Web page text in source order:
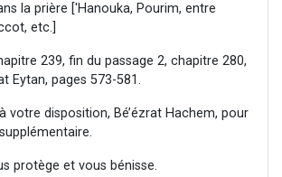
la prière ['Hanouka, Pourim, entre
etc.]
239, fin du passage 2, chapitre 280,
Eytan, pages 573-581.
votre disposition, Bé’ézrat Hachem, pour
protège et vous bénisse.